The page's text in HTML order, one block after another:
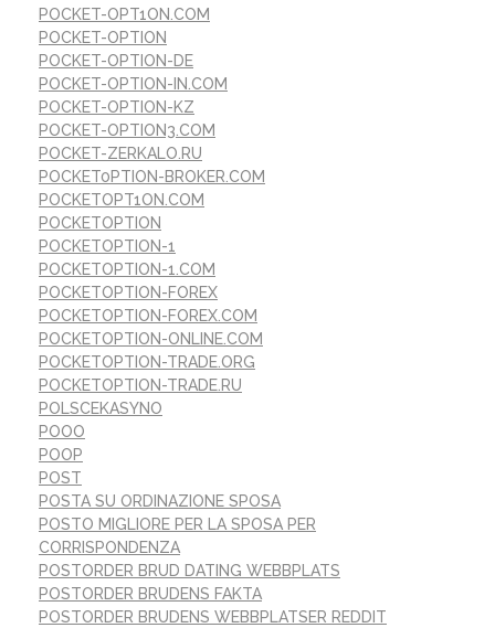
POCKET-OPT1ON.COM
POCKET-OPTION
POCKET-OPTION-DE
POCKET-OPTION-IN.COM
POCKET-OPTION-KZ
POCKET-OPTION3.COM
POCKET-ZERKALO.RU
POCKET0PTION-BROKER.COM
POCKETOPT1ON.COM
POCKETOPTION
POCKETOPTION-1
POCKETOPTION-1.COM
POCKETOPTION-FOREX
POCKETOPTION-FOREX.COM
POCKETOPTION-ONLINE.COM
POCKETOPTION-TRADE.ORG
POCKETOPTION-TRADE.RU
POLSCEKASYNO
POOO
POOP
POST
POSTA SU ORDINAZIONE SPOSA
POSTO MIGLIORE PER LA SPOSA PER
CORRISPONDENZA
POSTORDER BRUD DATING WEBBPLATS
POSTORDER BRUDENS FAKTA
POSTORDER BRUDENS WEBBPLATSER REDDIT